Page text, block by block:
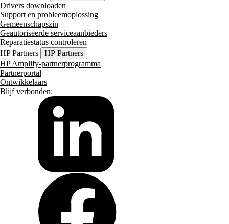
Drivers downloaden
Support en probleemoplossing
Gemeenschapszin
Geautoriseerde serviceaanbieders
Reparatiestatus controleren
HP Partners
HP Partners
HP Amplify-partnerprogramma
Partnerportal
Ontwikkelaars
Blijf verbonden: